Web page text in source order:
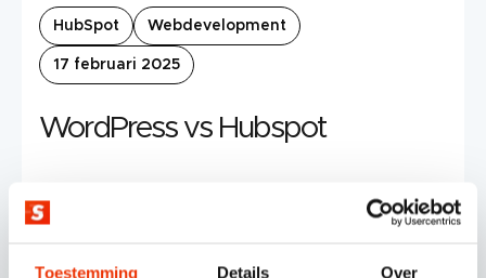
Toestemming Details Over
HubSpot Webdevelopment
17 februari 2025
WordPress vs Hubspot